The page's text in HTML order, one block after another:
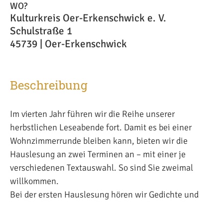
WO?
Kulturkreis Oer-Erkenschwick e. V.
Schulstraße 1
45739 | Oer-Erkenschwick
Beschreibung
Im vierten Jahr führen wir die Reihe unserer
herbstlichen Leseabende fort. Damit es bei einer
Wohnzimmerrunde bleiben kann, bieten wir die
Hauslesung an zwei Terminen an – mit einer je
verschiedenen Textauswahl. So sind Sie zweimal
willkommen.
Bei der ersten Hauslesung hören wir Gedichte und